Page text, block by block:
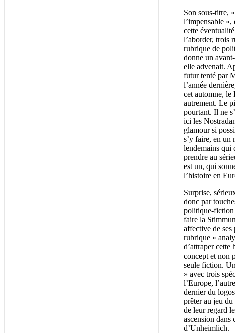
Son sous-titre,
l’impensable
cette
l’aborder, trois
rubrique de
donne un
elle advenait.
futur tenté par
l’année
cet automne, le
autrement. Le
pourtant. Il ne
ici les
glamour si
s’y faire, en un
lendemains qui
prendre au
est un, qui
l’histoire en
Surprise,
donc par
politique-fiction
faire la
affective de ses
rubrique «
d’attraper cette
concept et non
seule fiction.
» avec trois
l’Europe,
dernier du
prêter au jeu
de leur regard
ascension dans
d’Unheimlich.